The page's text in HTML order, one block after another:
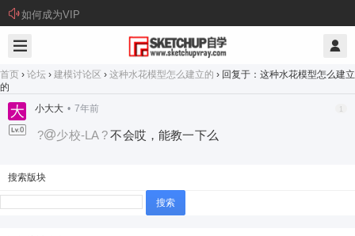
如何成为VIP
首页 › 论坛 › 建模讨论区 › 这种水花模型怎么建立的 › 回复于：这种水花模型怎么建立
的
小大大 • 7年前 1
? 少校-LA? 不会哎，能教一下么
搜索版块
搜
索：